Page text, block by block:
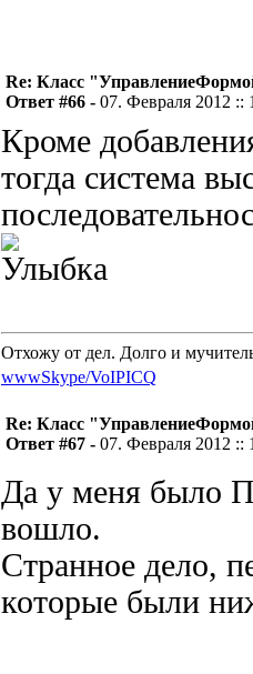
Re: Класс
Ответ #66 - 07. Февраля 2012 ::
Кроме
тогда система
Отхожу от дел. Долго и
wwwSkype/VoIPICQ
Re: Класс
Ответ #67 - 07. Февраля 2012 ::
Да у меня было
вошло.
Странное дело,
которые были